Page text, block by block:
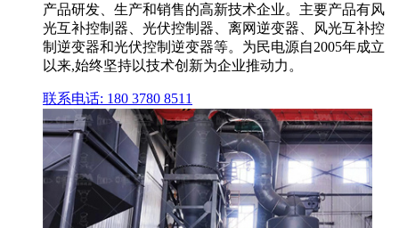
产品研发、生产和销售的高新技术企业。主要产品有风
光互补控制器、光伏控制器、离网逆变器、风光互补控
制逆变器和光伏控制逆变器等。为民电源自2005年成立
以来,始终坚持以技术创新为企业推动力。
联系电话: 180 3780 8511